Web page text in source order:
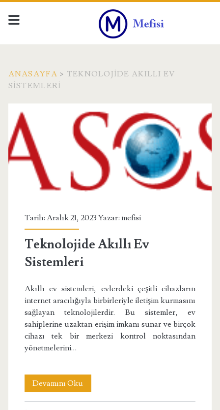
ANASAYFA > TEKNOLOJIDE AKILLI EV
SISTEMLERI
Etiket:
<span>Teknolojide
Akıllı
Sistemleri</span>
Tarih: Aralık 21, 2023 Yazar: mefisi
Teknolojide Akıllı Ev
Sistemleri
Akıllı ev sistemleri, evlerdeki çeşitli cihazların
internet aracılığıyla birbirleriyle iletişim kurmasını
sağlayan teknolojilerdir. Bu sistemler, ev
sahiplerine uzaktan erişim imkanı sunar ve birçok
cihazı tek bir merkezi kontrol noktasından
yönetmelerini…
Devamını OkuTeknolojide
Akıllı